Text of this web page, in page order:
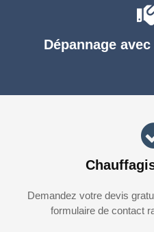
Dépannage
Demandez votre devis
formulaire de contact